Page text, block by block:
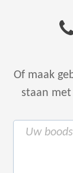
Of maak
staan